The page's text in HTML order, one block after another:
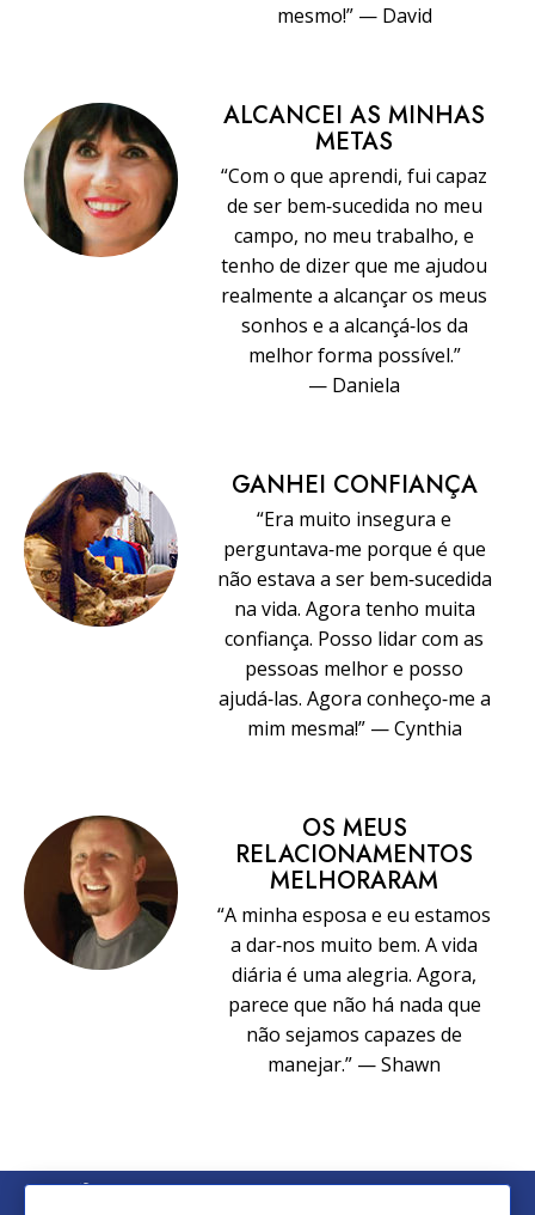
mesmo!” — David
ALCANCEI AS MINHAS
METAS
“Com o que aprendi, fui capaz
de ser bem‑sucedida no meu
campo, no meu trabalho, e
tenho de dizer que me ajudou
realmente a alcançar os meus
sonhos e a alcançá‑los da
melhor forma possível.”
— Daniela
GANHEI CONFIANÇA
“Era muito insegura e
perguntava‑me porque é que
não estava a ser bem‑sucedida
na vida. Agora tenho muita
confiança. Posso lidar com as
pessoas melhor e posso
ajudá‑las. Agora conheço‑me a
mim mesma!” — Cynthia
OS MEUS
RELACIONAMENTOS
MELHORARAM
“A minha esposa e eu estamos
a dar‑nos muito bem. A vida
diária é uma alegria. Agora,
parece que não há nada que
não sejamos capazes de
manejar.” — Shawn